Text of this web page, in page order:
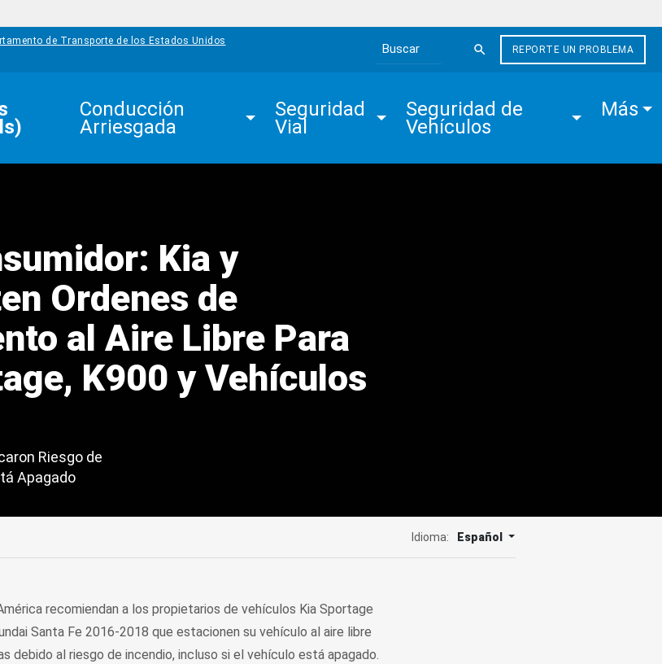
de Transporte de los Estados Unidos
Search the site
REPORTE UN PROBLEMA
Conducción
Arriesgada
Seguridad
Vial
Seguridad de
Vehículos
Más
Kia y
Ordenes de
al Aire Libre Para
K900 y Vehículos
Riesgo de
Apagado
Idioma: Español
recomiendan a los propietarios de vehículos Kia Sportage
Santa Fe 2016-2018 que estacionen su vehículo al aire libre
debido al riesgo de incendio, incluso si el vehículo está apagado.